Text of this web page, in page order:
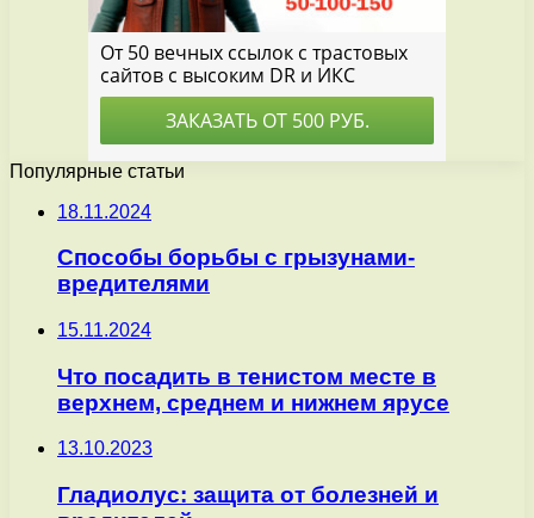
Популярные статьи
18.11.2024
Способы борьбы с грызунами-
вредителями
15.11.2024
Что посадить в тенистом месте в
верхнем, среднем и нижнем ярусе
13.10.2023
Гладиолус: защита от болезней и